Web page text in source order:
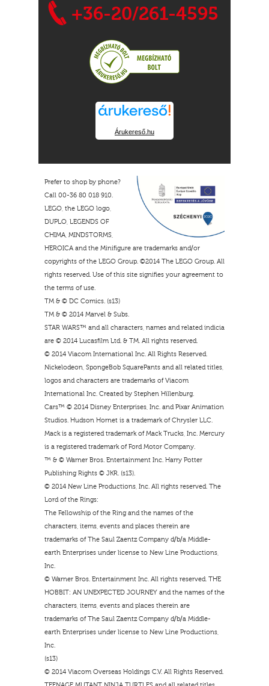
+36-20/261-4595
Árukereső.hu
Prefer to shop by phone?
Call 00-36 80 018 910.
LEGO, the LEGO logo,
DUPLO, LEGENDS OF
CHIMA, MINDSTORMS,
HEROICA and the Minifigure are trademarks and/or
copyrights of the LEGO Group. ©2014 The LEGO Group. All
rights reserved. Use of this site signifies your agreement to
the terms of use.
TM & © DC Comics. (s13)
TM & © 2014 Marvel & Subs.
STAR WARS™ and all characters, names and related indicia
are © 2014 Lucasfilm Ltd. & TM. All rights reserved.
© 2014 Viacom International Inc. All Rights Reserved.
Nickelodeon, SpongeBob SquarePants and all related titles,
logos and characters are trademarks of Viacom
International Inc. Created by Stephen Hillenburg.
Cars™ © 2014 Disney Enterprises, Inc. and Pixar Animation
Studios. Hudson Hornet is a trademark of Chrysler LLC.
Mack is a registered trademark of Mack Trucks, Inc. Mercury
is a registered trademark of Ford Motor Company.
™ & © Warner Bros. Entertainment Inc. Harry Potter
Publishing Rights © JKR. (s13).
© 2014 New Line Productions, Inc. All rights reserved. The
Lord of the Rings:
The Fellowship of the Ring and the names of the
characters, items, events and places therein are
trademarks of The Saul Zaentz Company d/b/a Middle-
earth Enterprises under license to New Line Productions,
Inc.
© Warner Bros. Entertainment Inc. All rights reserved. THE
HOBBIT: AN UNEXPECTED JOURNEY and the names of the
characters, items, events and places therein are
trademarks of The Saul Zaentz Company d/b/a Middle-
earth Enterprises under license to New Line Productions,
Inc.
(s13)
© 2014 Viacom Overseas Holdings C.V. All Rights Reserved.